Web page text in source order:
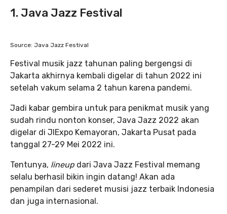
1. Java Jazz Festival
Source: Java Jazz Festival
Festival musik jazz tahunan paling bergengsi di
Jakarta akhirnya kembali digelar di tahun 2022 ini
setelah vakum selama 2 tahun karena pandemi.
Jadi kabar gembira untuk para penikmat musik yang
sudah rindu nonton konser, Java Jazz 2022 akan
digelar di JIExpo Kemayoran, Jakarta Pusat pada
tanggal 27-29 Mei 2022 ini.
Tentunya, lineup dari Java Jazz Festival memang
selalu berhasil bikin ingin datang! Akan ada
penampilan dari sederet musisi jazz terbaik Indonesia
dan juga internasional.